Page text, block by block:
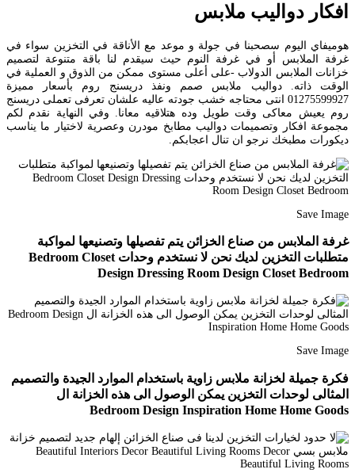
افكار دواليب ملابس
هوميفاي اليوم سصحبنا في جولة و موعد مع الأناقة في التخزين سواء في
غرفة الملابس أو في غرفة النوم حيث سيقدم لنا باقة متنوعة لتصميم
خزانات الملابس الدولاب -على أعلى مستوى ممكن من الذوق و العملية في
الوقت ذاته. دواليب ملابس صمم ونفذ دريسنج روم بأسعار مميزة
01275599927 انتى محتاجه خشب جودته عاليه علشان تعرفى تعملى دريسنج
روم يعيش معاكى وقت طويل وده هتلاقيه معانا. وفي النهاية نقدم لكم
مجموعة افكار وتصميمات دواليب مطابخ مودرن وعصرية لاختيار ما يناسب
ديكورات مطبخك نرجو ان تنال اعجابكم.
Save Image
غرفة الملابس من صناع الخزائن يتم تفصيلها وتصنيعها لمواكبة
متطلبات التخزين لديك نحن لا نستخدم وحدات Bedroom Closet
Design Dressing Room Design Closet Bedroom
Save Image
فكرة جميلة لخزانة ملابس زاوية باستخدام الموارد الجيدة والتصميم
المثالى لوحدات التخزين يمكن الوصول الى هذه الخزانة ال
Bedroom Design Inspiration Home Home Goods